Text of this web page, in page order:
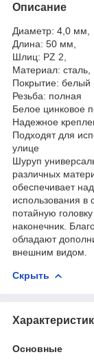
Описание
Диаметр: 4,0 мм,
Длина: 50 мм,
Шлиц: PZ 2,
Материал: сталь,
Покрытие: белый
Резьба: полная
Белое цинковое
Надежное
Подходят для
улице
Шуруп
различных
обеспечивает
использования
потайную
наконечник.
обладают
внешним видом.
Скрыть
Основные